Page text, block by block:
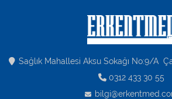
Sağlık Mahallesi Aksu Sokağı No:9/A
0312 433 30 55